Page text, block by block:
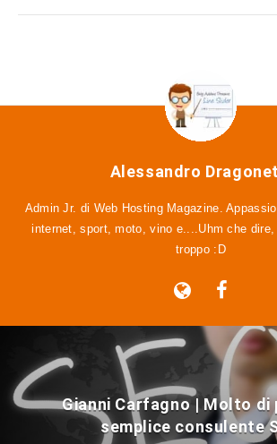
Alessandro
Admin Jr. di Web Hosting Magazine.
internet, sport, moto, vino e....Uhm che
troppo :D
Gianni Carfagno | Molto di
semplice consulente